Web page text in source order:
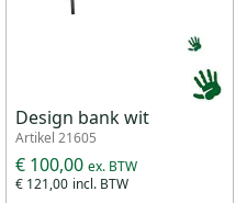
Design bank wit
Artikel 21605
€ 121,00
€ 100,00